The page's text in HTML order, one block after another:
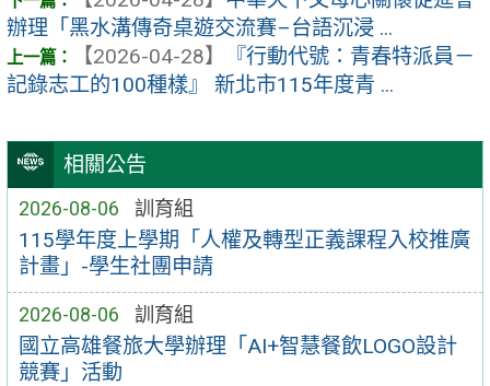
相關公告
2026-08-06 訓育組
115學年度上學期「人權及轉型正義課程入校推廣
計畫」-學生社團申請
2026-08-06 訓育組
國立高雄餐旅大學辦理「AI+智慧餐飲LOGO設計
競賽」活動
辦理「黑水溝傳奇桌遊交流賽–台語沉浸 ...
【2026-04-28】
『行動代號：青春特派員－
記錄志工的100種樣』 新北市115年度青 ...